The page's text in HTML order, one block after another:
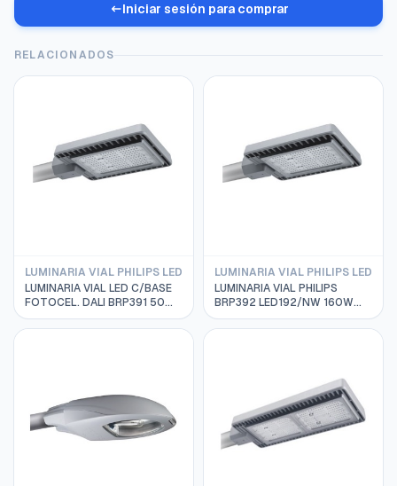
Iniciar sesión para comprar
RELACIONADOS
LUMINARIA VIAL PHILIPS LED
LUMINARIA VIAL LED C/BASE
FOTOCEL. DALI BRP391 50W
4000K 220-240VAC IP66
PHILIPS 824110110711
LUMINARIA VIAL PHILIPS LED
LUMINARIA VIAL PHILIPS
BRP392 LED192/NW 160W
220-240V DM MP1